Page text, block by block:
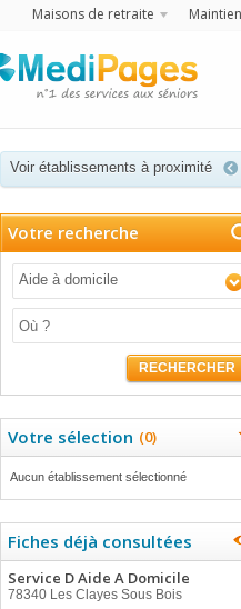
Maisons de retraite
Voir établissements à proximité
Votre recherche
Aide à domicile
RECHERCHER
Votre sélection (0)
Aucun établissement sélectionné
Fiches déjà consultées
Service D Aide A Domicile
78340 Les Clayes Sous Bois